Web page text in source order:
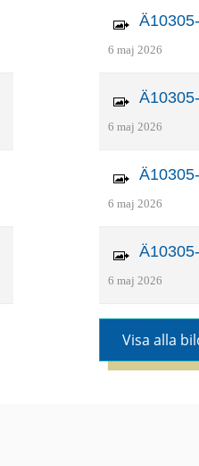
6 maj 2026
6 maj 2026
6 maj 2026
6 maj 2026
Visa alla